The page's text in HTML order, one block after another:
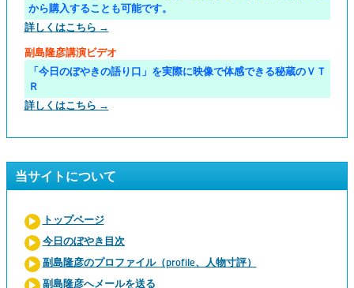
から購入することも可能です。
詳しくはこちら →
副島隆彦講演ビデオ
「今日のぼやきの語り口」を実際に映像で体感できる秘蔵のＶＴ
Ｒ
詳しくはこちら →
当サイトについて
トップページ
今日のぼやき目次
副島隆彦のプロファイル（profile、人物寸評）
副島隆彦へメールを送る